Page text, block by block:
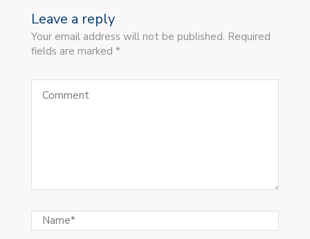
Leave a reply
Your email address will not be published. Required
fields are marked *